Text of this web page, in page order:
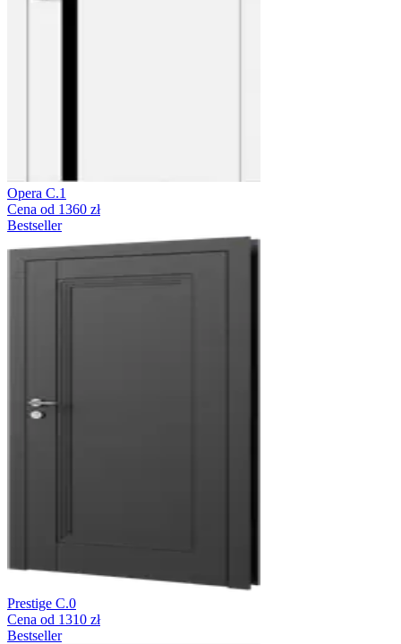
Opera C.1
Cena od 1360 zł
Bestseller
Prestige C.0
Cena od 1310 zł
Bestseller